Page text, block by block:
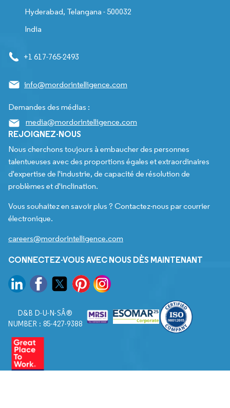
Hyderabad, Telangana - 500032
India
+1 617-765-2493
info@mordorintelligence.com
Demandes des médias :
media@mordorintelligence.com
REJOIGNEZ-NOUS
Nous cherchons toujours à embaucher des personnes
talentueuses avec des proportions égales et extraordinaires
d'expertise de l'industrie, de capacité de résolution de
problèmes et d'inclination.
Vous souhaitez en savoir plus ? Contactez-nous par courrier
électronique.
careers@mordorintelligence.com
CONNECTEZ-VOUS AVEC NOUS DÈS MAINTENANT
D&B D-U-N-SÂ®
NUMBER : 85-427-9388